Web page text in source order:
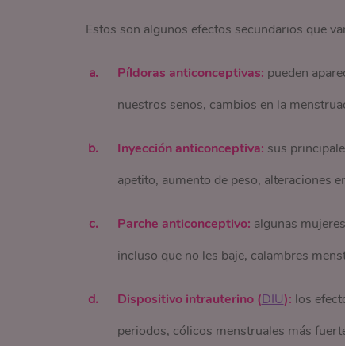
Estos son algunos efectos secundarios que
Píldoras anticonceptivas: pueden
nuestros senos, cambios en la
Inyección anticonceptiva: sus
apetito, aumento de peso, alteraciones
Parche anticonceptivo: algunas
incluso que no les baje, calambres
Dispositivo intrauterino (DIU): los
periodos, cólicos menstruales más